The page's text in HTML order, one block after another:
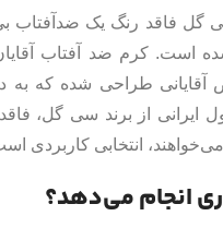
است. کرم ضد آفتاب
طراحی شده که به
ایرانی از برند سی گل،
انتخابی کاربردی
انجام می‌دهد؟